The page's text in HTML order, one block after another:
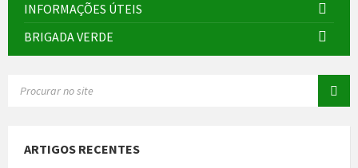
INFORMAÇÕES ÚTEIS
BRIGADA VERDE
ARTIGOS RECENTES